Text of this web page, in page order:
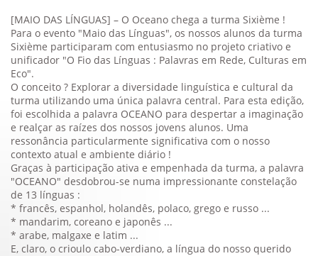
[MAIO DAS LÍNGUAS] – O Oceano chega a turma Sixième !
Para o evento "Maio das Línguas", os nossos alunos da turma
Sixième participaram com entusiasmo no projeto criativo e
unificador "O Fio das Línguas : Palavras em Rede, Culturas em
Eco".
O conceito ? Explorar a diversidade linguística e cultural da
turma utilizando uma única palavra central. Para esta edição,
foi escolhida a palavra OCEANO para despertar a imaginação
e realçar as raízes dos nossos jovens alunos. Uma
ressonância particularmente significativa com o nosso
contexto atual e ambiente diário !
Graças à participação ativa e empenhada da turma, a palavra
"OCEANO" desdobrou-se numa impressionante constelação
de 13 línguas :
* francês, espanhol, holandês, polaco, grego e russo ...
* mandarim, coreano e japonês ...
* arabe, malgaxe e latim ...
E, claro, o crioulo cabo-verdiano, a língua do nosso querido